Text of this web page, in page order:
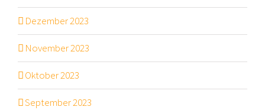
Dezember 2023
November 2023
Oktober 2023
September 2023